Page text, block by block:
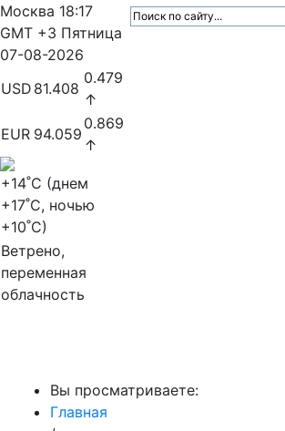
Москва 18:17
GMT +3 Пятница
07-08-2026
USD 81.408
0.479
↑
EUR 94.059
0.869
↑
+14˚C (днем
+17˚C, ночью
+10˚C)
Ветрено,
переменная
облачность
Вы просматриваете:
Главная